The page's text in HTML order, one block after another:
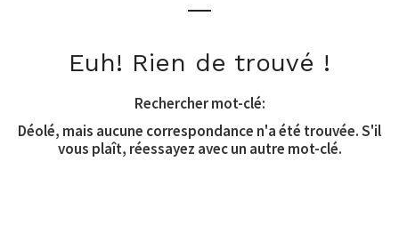
Euh! Rien de trouvé !
Rechercher mot-clé:
Déolé, mais aucune correspondance n'a été trouvée. S'il
vous plaît, réessayez avec un autre mot-clé.